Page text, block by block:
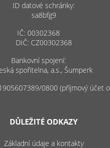
ID datové schránky:
sa8bfg9
IČ: 00302368
DIČ: CZ00302368
Bankovní spojení:
spořitelna, a.s., Šumperk
0800 (příjmový účet
DŮLEŽITÉ ODKAZY
Základní údaje a kontakty